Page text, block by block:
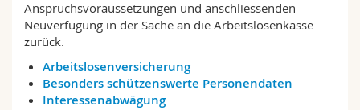
Anspruchsvoraussetzungen und anschliessenden
Neuverfügung in der Sache an die Arbeitslosenkasse
zurück.
Arbeitslosenversicherung
Besonders schützenswerte Personendaten
Interessenabwägung